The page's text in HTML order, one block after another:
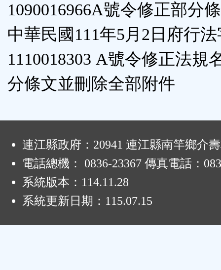
1090016966A號令修正部分
中華民國111年5月2日府行
1110018303 A號令修正法規
分條文並刪除全部附件
連江縣政府：20941 連江縣南竿鄉介
電話總機： 0836-23367 傳真電話：
系統版本： 114.11.28
系統更新日期： 115.07.15